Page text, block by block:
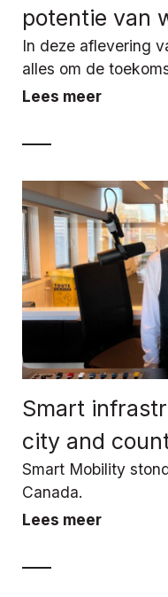
potentie van
In deze aflevering
alles om de
Lees meer
Smart
city and
Smart Mobility
Canada.
Lees meer